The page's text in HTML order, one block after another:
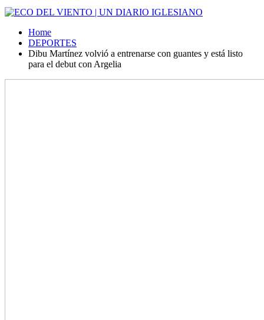
Home
DEPORTES
Dibu Martínez volvió a entrenarse con guantes y está listo
para el debut con Argelia